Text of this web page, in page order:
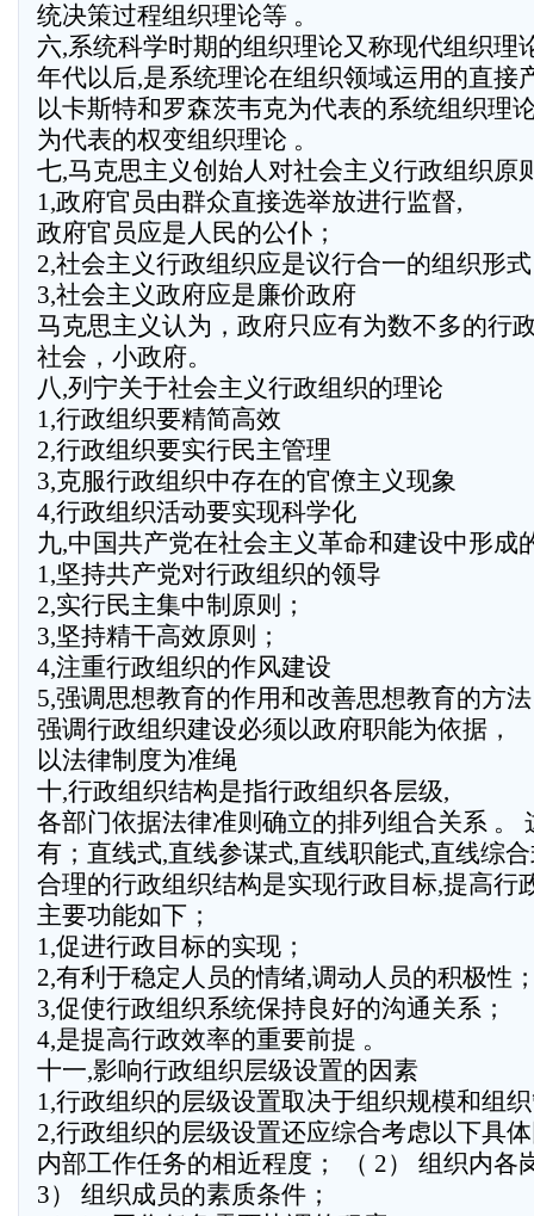
统决策过程组织理论等 。
六,系统科学时期的组织理论又称现代组织理
年代以后,是系统理论在组织领域运用的直接
以卡斯特和罗森茨韦克为代表的系统组织理
为代表的权变组织理论 。
七,马克思主义创始人对社会主义行政组织原
1,政府官员由群众直接选举放进行监督,
政府官员应是人民的公仆；
2,社会主义行政组织应是议行合一的组织形
3,社会主义政府应是廉价政府
马克思主义认为，政府只应有为数不多的行
社会，小政府。
八,列宁关于社会主义行政组织的理论
1,行政组织要精简高效
2,行政组织要实行民主管理
3,克服行政组织中存在的官僚主义现象
4,行政组织活动要实现科学化
九,中国共产党在社会主义革命和建设中形成
1,坚持共产党对行政组织的领导
2,实行民主集中制原则；
3,坚持精干高效原则；
4,注重行政组织的作风建设
5,强调思想教育的作用和改善思想教育的方
强调行政组织建设必须以政府职能为依据，
以法律制度为准绳
十,行政组织结构是指行政组织各层级,
各部门依据法律准则确立的排列组合关系 。
有；直线式,直线参谋式,直线职能式,直线综
合理的行政组织结构是实现行政目标,提高行
主要功能如下；
1,促进行政目标的实现；
2,有利于稳定人员的情绪,调动人员的积极性
3,促使行政组织系统保持良好的沟通关系；
4,是提高行政效率的重要前提 。
十一,影响行政组织层级设置的因素
1,行政组织的层级设置取决于组织规模和组
2,行政组织的层级设置还应综合考虑以下具
内部工作任务的相近程度； （ 2） 组织内各
3） 组织成员的素质条件；